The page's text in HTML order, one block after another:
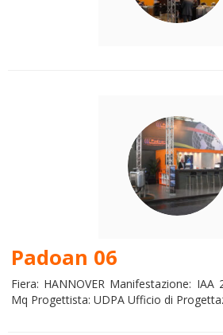
Padoan 06
Fiera: HANNOVER Manifestazione: IAA
Mq Progettista: UDPA Ufficio di